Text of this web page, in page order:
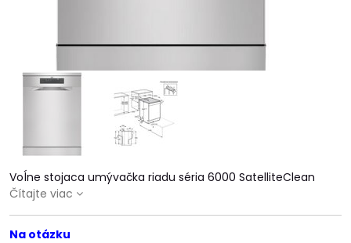
Voĺne stojaca umývačka riadu séria 6000 SatelliteClean
Čítajte viac
Na otázku